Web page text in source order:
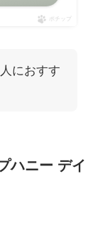
ポチップ
におすす
ハニー デイ